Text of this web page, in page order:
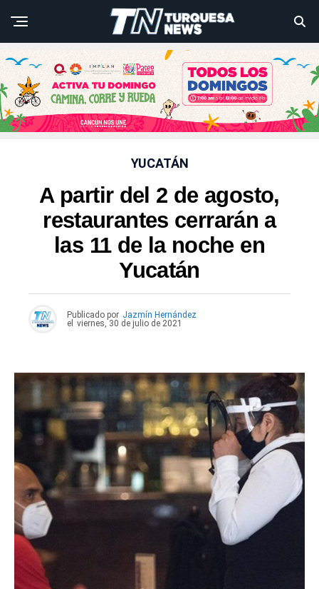
YUCATÁN
A partir del 2 de agosto,
restaurantes cerrarán a
las 11 de la noche en
Yucatán
Publicado por Jazmín Hernández
el viernes, 30 de julio de 2021